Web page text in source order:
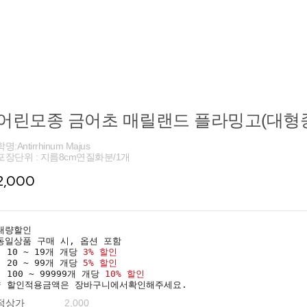
린모종 금어초 매릴랜드 플라밍고(대형
명:Antirrhinum Majus
장단위 : 지름8cm연질화분/1개
량할인
일상품 구매 시, 옵션 포함
10 ~ 19개 개당 3% 할인
20 ~ 99개 개당 5% 할인
100 ~ 99999개 개당 10% 할인
할인적용금액은 장바구니에서확인해주세요.
상가 2,000